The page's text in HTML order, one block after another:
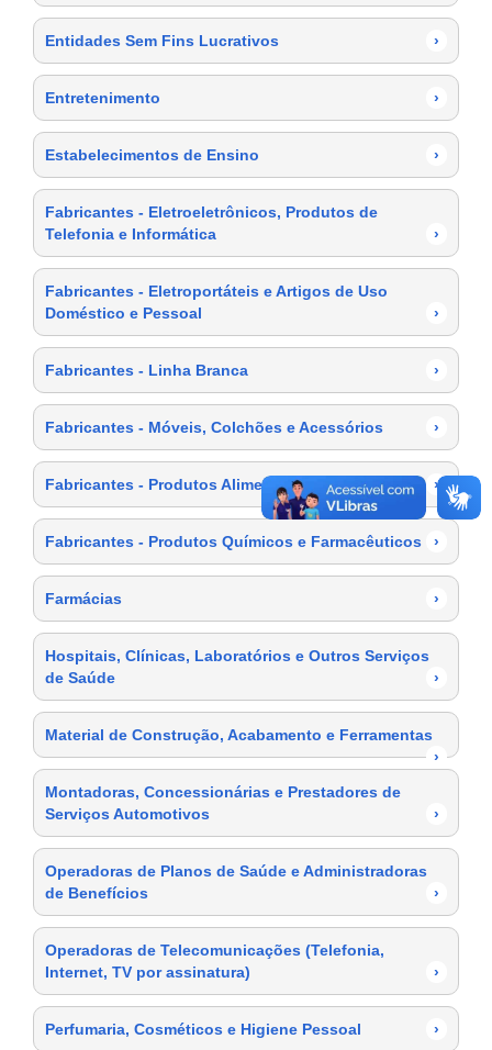
Entidades Sem Fins Lucrativos ›
Entretenimento ›
Estabelecimentos de Ensino ›
Fabricantes - Eletroeletrônicos, Produtos de
Telefonia e Informática
›
Fabricantes - Eletroportáteis e Artigos de Uso
Doméstico e Pessoal
›
Fabricantes - Linha Branca ›
Fabricantes - Móveis, Colchões e Acessórios ›
Fabricantes - Produtos Alimentícios ›
Fabricantes - Produtos Químicos e Farmacêuticos ›
Farmácias ›
Hospitais, Clínicas, Laboratórios e Outros Serviços
de Saúde
›
Material de Construção, Acabamento e Ferramentas
›
Montadoras, Concessionárias e Prestadores de
Serviços Automotivos
›
Operadoras de Planos de Saúde e Administradoras
de Benefícios
›
Operadoras de Telecomunicações (Telefonia,
Internet, TV por assinatura)
›
Perfumaria, Cosméticos e Higiene Pessoal ›